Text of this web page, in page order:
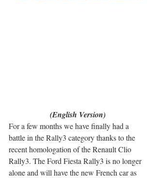
(English Version)
For a few months we have finally had a
battle in the Rally3 category thanks to the
recent homologation of the Renault Clio
Rally3. The Ford Fiesta Rally3 is no longer
alone and will have the new French car as